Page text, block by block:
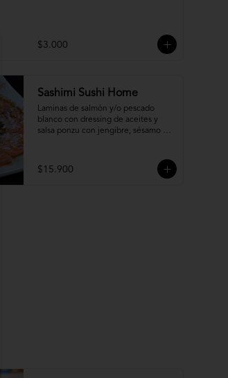
$3.000
Sashimi Sushi Home
Laminas de salmón y/o pescado
blanco con dressing de aceites y
salsa ponzu con jengibre, sésamo y
$15.900